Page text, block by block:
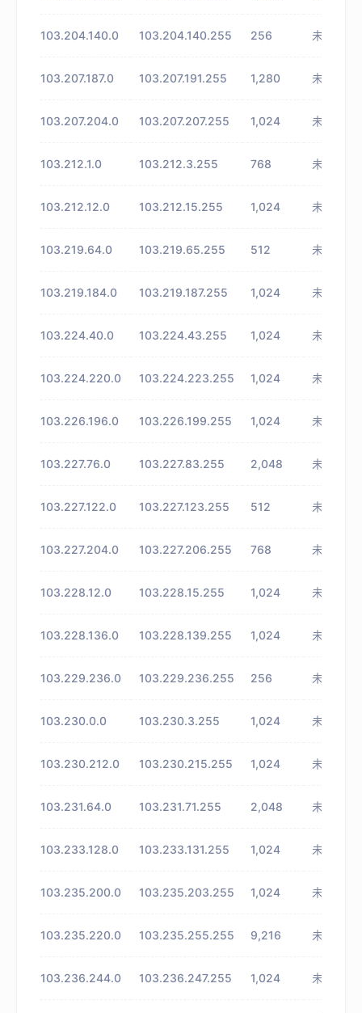
103.204.140.0 103.204.140.255 256 未知
103.207.187.0 103.207.191.255 1,280 未知
103.207.204.0 103.207.207.255 1,024 未知
103.212.1.0 103.212.3.255 768 未知
103.212.12.0 103.212.15.255 1,024 未知
103.219.64.0 103.219.65.255 512 未知
103.219.184.0 103.219.187.255 1,024 未知
103.224.40.0 103.224.43.255 1,024 未知
103.224.220.0 103.224.223.255 1,024 未知
103.226.196.0 103.226.199.255 1,024 未知
103.227.76.0 103.227.83.255 2,048 未知
103.227.122.0 103.227.123.255 512 未知
103.227.204.0 103.227.206.255 768 未知
103.228.12.0 103.228.15.255 1,024 未知
103.228.136.0 103.228.139.255 1,024 未知
103.229.236.0 103.229.236.255 256 未知
103.230.0.0 103.230.3.255 1,024 未知
103.230.212.0 103.230.215.255 1,024 未知
103.231.64.0 103.231.71.255 2,048 未知
103.233.128.0 103.233.131.255 1,024 未知
103.235.200.0 103.235.203.255 1,024 未知
103.235.220.0 103.235.255.255 9,216 未知
103.236.244.0 103.236.247.255 1,024 未知